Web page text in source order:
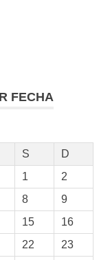
FECHA
S
D
1
2
8
9
15
16
22
23